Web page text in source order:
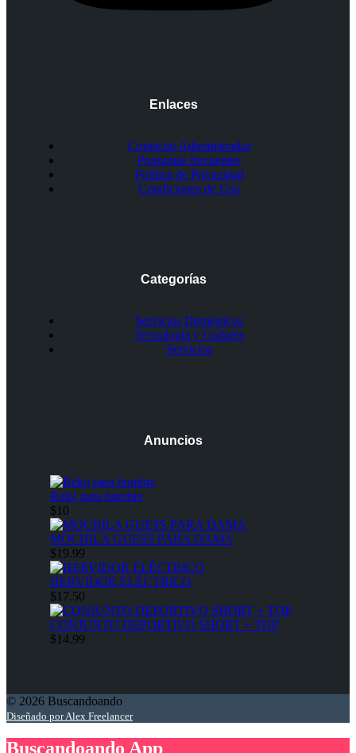
Enlaces
Contactar Administrador
Preguntas frecuentes
Política de Privacidad
Condiciones de Uso
Categorías
Servicios Domésticos
Tecnología y Gadgets
Servicios
Anuncios
Reloj para hombre
$10
MOCHILA GUESS PARA DAMA
$19.99
HERVIDOR ELÉCTRICO
$17.50
CONJUNTO DEPORTIVO SHORT + TOP
$14.99
© 2026 Buscandoando
Diseñado por Alex Freelancer
Buscandoando App